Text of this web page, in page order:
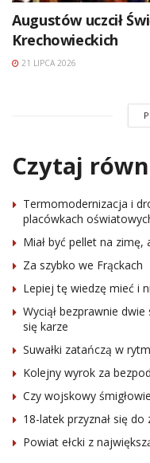
Augustów uczcił
Krechowieckich
21 LIPCA 2026
Czytaj
Termomodernizacja i
placówkach
Miał być pellet na
Za szybko we Frąckach
Lepiej tę wiedzę mieć i
Wyciął bezprawnie
się karze
Suwałki zatańczą w
Kolejny wyrok za
Czy wojskowy
18-latek przyznał się
Powiat ełcki z